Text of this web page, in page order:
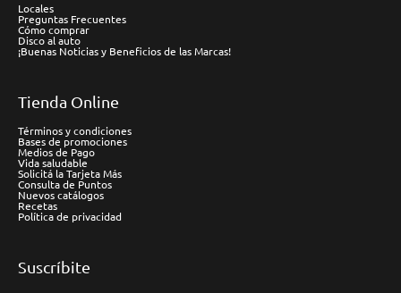
Locales
Preguntas Frecuentes
Cómo comprar
Disco al auto
¡Buenas Noticias y Beneficios de las Marcas!
Tienda Online
Términos y condiciones
Bases de promociones
Medios de Pago
Vida saludable
Solicitá la Tarjeta Más
Consulta de Puntos
Nuevos catálogos
Recetas
Política de privacidad
Suscríbite